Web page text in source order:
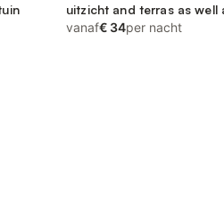
uitzicht and terras as well
vanaf€ 34per nacht